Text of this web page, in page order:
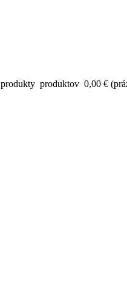
produkty produktov 0,00 €